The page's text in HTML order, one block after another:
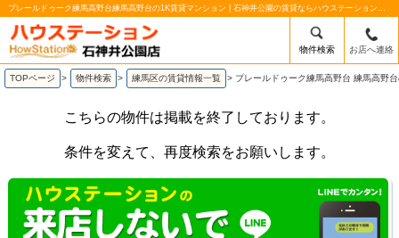
プレールドゥーク練馬高野台練馬高野台の1K賃貸マンション | 石神井公園の賃貸ならハウステーション石神井公園店
物件検索 お店へ連絡
TOPページ > 物件検索 > 練馬区の賃貸情報一覧 > プレールドゥーク練馬高野台 練馬高野
こちらの物件は掲載を終了しております。
条件を変えて、再度検索をお願いします。